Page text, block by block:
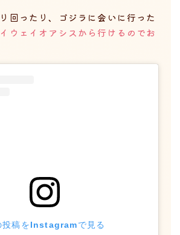
回ったり、ゴジラに会いに行った
ウェイオアシスから行けるのでお
投稿をInstagramで見る